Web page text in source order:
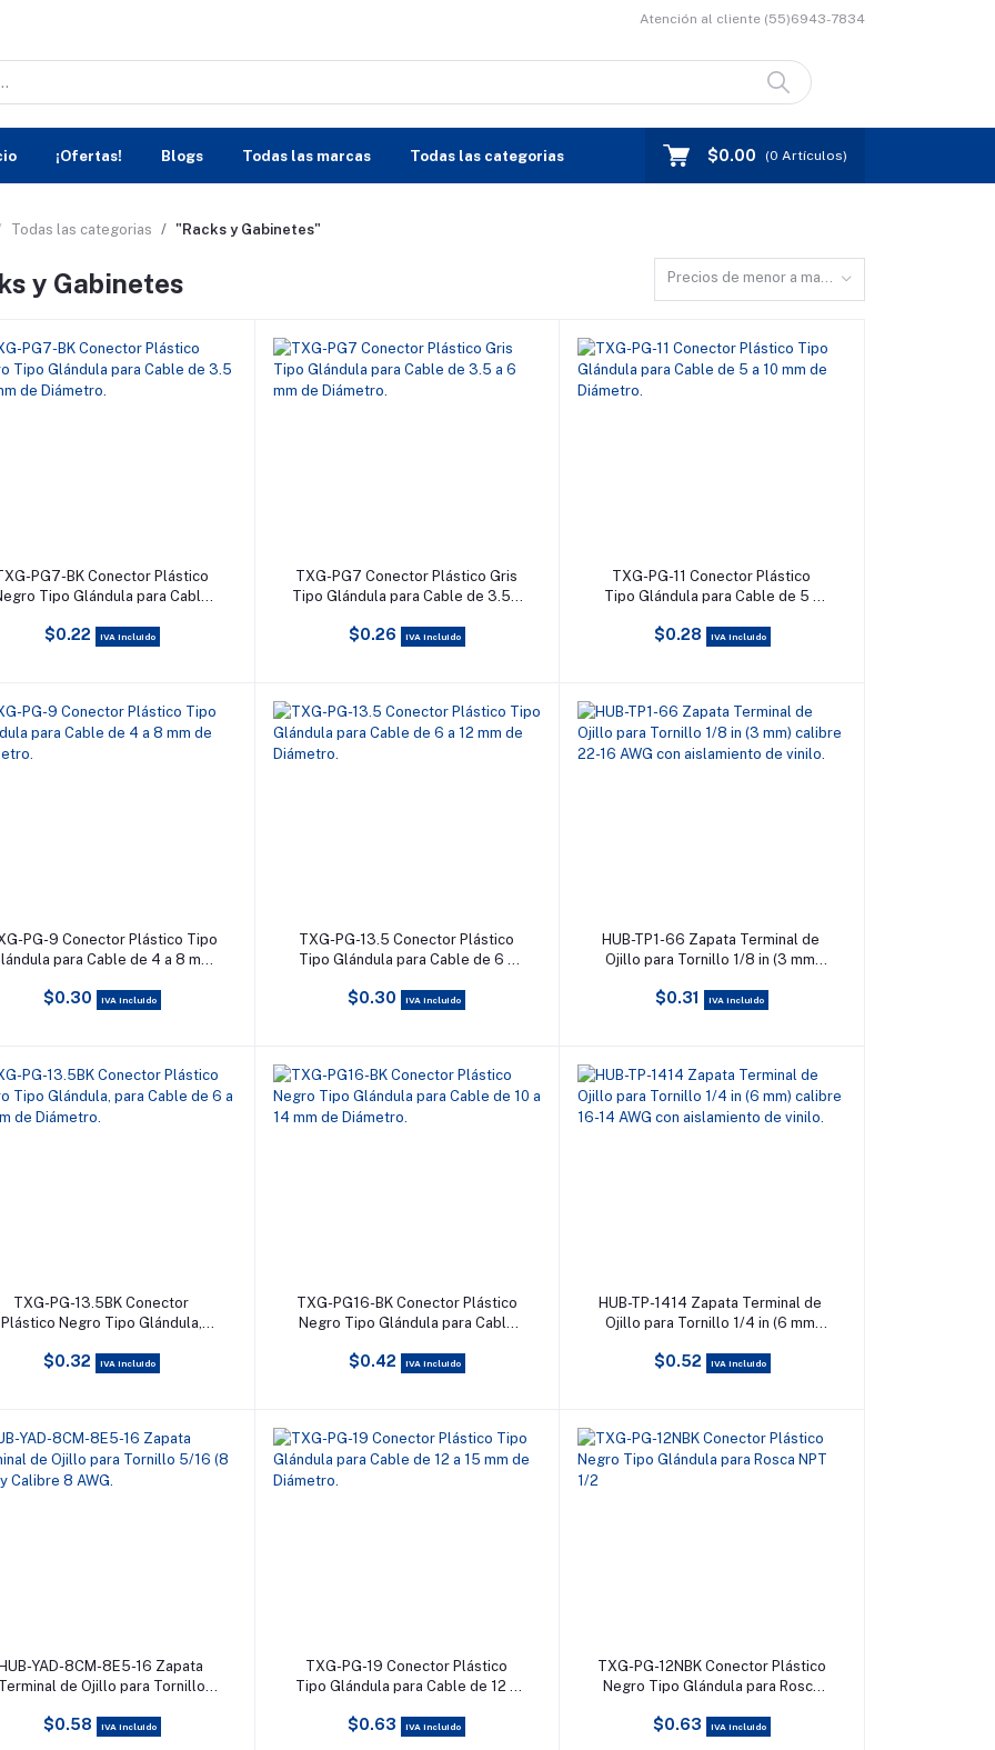
Atención al cliente (55)6943-7834
¡Ofertas! Blogs Todas las marcas Todas las categorias $0.00 (0 Artículos)
Todas las categorias "Racks y Gabinetes"
y Gabinetes Precios de menor a mayor
Añadir al carrito
PG7-BK Conector Plástico
Tipo Glándula para Cable
$0.22 IVA incluido
Añadir al carrito
TXG-PG7 Conector Plástico Gris
Tipo Glándula para Cable de 3.5 a
$0.26 IVA incluido
Añadir al carrito
TXG-PG-11 Conector Plástico
Tipo Glándula para Cable de 5 a
$0.28 IVA incluido
Añadir al carrito
PG-9 Conector Plástico Tipo
para Cable de 4 a 8 mm
$0.30 IVA incluido
Añadir al carrito
TXG-PG-13.5 Conector Plástico
Tipo Glándula para Cable de 6 a
$0.30 IVA incluido
Añadir al carrito
HUB-TP1-66 Zapata Terminal de
Ojillo para Tornillo 1/8 in (3 mm)
aislamiento de vinilo.
$0.31 IVA incluido
Añadir al carrito
TXG-PG-13.5BK Conector
Plástico Negro Tipo Glándula,
Diámetro.
$0.32 IVA incluido
Añadir al carrito
TXG-PG16-BK Conector Plástico
Negro Tipo Glándula para Cable
$0.42 IVA incluido
Añadir al carrito
HUB-TP-1414 Zapata Terminal de
Ojillo para Tornillo 1/4 in (6 mm)
aislamiento de vinilo.
$0.52 IVA incluido
Añadir al carrito
YAD-8CM-8E5-16 Zapata
de Ojillo para Tornillo
$0.58 IVA incluido
Añadir al carrito
TXG-PG-19 Conector Plástico
Tipo Glándula para Cable de 12 a
$0.63 IVA incluido
Añadir al carrito
TXG-PG-12NBK Conector Plástico
Negro Tipo Glándula para Rosca
$0.63 IVA incluido